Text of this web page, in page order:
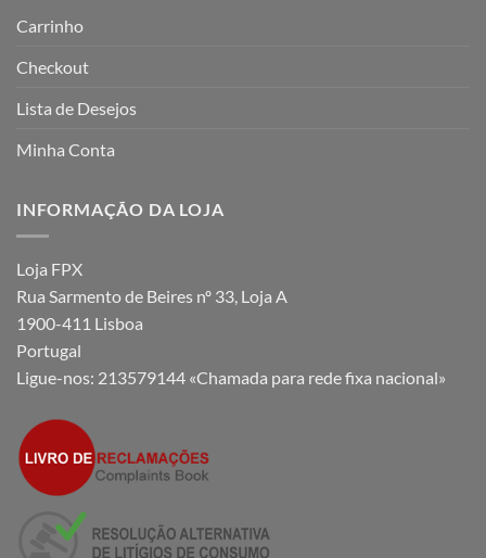
Carrinho
Checkout
Lista de Desejos
Minha Conta
INFORMAÇÃO DA LOJA
Loja FPX
Rua Sarmento de Beires nº 33, Loja A
1900-411 Lisboa
Portugal
Ligue-nos: 213579144 «Chamada para rede fixa nacional»